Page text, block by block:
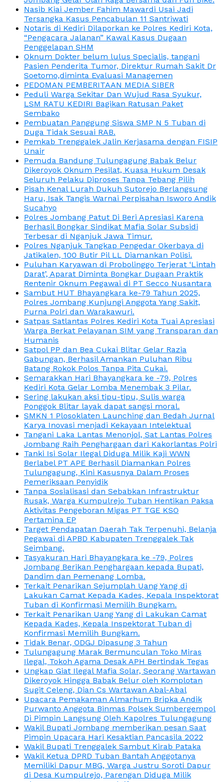
Nasib Kiai Jember Fahim Mawardi Usai Jadi
Tersangka Kasus Pencabulan 11 Santriwati
Notaris di Kediri Dilaporkan ke Polres Kediri Kota,
“Pengacara Jalanan” Kawal Kasus Dugaan
Penggelapan SHM
Oknum Dokter belum lulus Specialis, tangani
Pasien Penderita Tumor, Direktur Rumah Sakit Dr
Soetomo,diminta Evaluasi Managemen
PEDOMAN PEMBERITAAN MEDIA SIBER
Peduli Warga Sekitar Dan Wujud Rasa Syukur,
LSM RATU KEDIRI Bagikan Ratusan Paket
Sembako
Pembuatan Panggung Siswa SMP N 5 Tuban di
Duga Tidak Sesuai RAB.
Pemkab Trenggalek Jalin Kerjasama dengan FISIP
Unair
Pemuda Bandung Tulungagung Babak Belur
Dikeroyok Oknum Pesilat, Kuasa Hukum Desak
Seluruh Pelaku Diproses Tanpa Tebang Pilih
Pisah Kenal Lurah Dukuh Sutorejo Berlangsung
Haru, Isak Tangis Warnai Perpisahan Isworo Andik
Sucahyo
Polres Jombang Patut Di Beri Apresiasi Karena
Berhasil Bongkar Sindikat Mafia Solar Subsidi
Terbesar di Nganjuk Jawa Timur.
Polres Nganjuk Tangkap Pengedar Okerbaya di
Jatikalen, 100 Butir Pil LL Diamankan Polisi.
Puluhan Karyawan di Probolinggo Terjerat ‘Lintah
Darat’, Aparat Diminta Bongkar Dugaan Praktik
Rentenir Oknum Pegawai di PT Secco Nusantara
Sambut HUT Bhayangkara ke-79 Tahun 2025,
Polres Jombang Kunjungi Anggota Yang Sakit,
Purna Polri dan Warakawuri.
Satpas Satlantas Polres Kediri Kota Tuai Apresiasi
Warga Berkat Pelayanan SIM yang Transparan dan
Humanis
Satpol PP dan Bea Cukai Blitar Gelar Razia
Gabungan, Berhasil Amankan Puluhan Ribu
Batang Rokok Polos Tanpa Pita Cukai.
Semarakkan Hari Bhayangkara ke -79, Polres
Kediri Kota Gelar Lomba Menembak 3 Pilar.
Sering lakukan aksi tipu-tipu, Sulis warga
Ponggok Blitar layak dapat sangsi moral.
SMKN 1 Plosoklaten Launching dan Bedah Jurnal
Karya Inovasi menjadi Kekayaan Intelektual
Tangani Laka Lantas Menonjol, Sat Lantas Polres
Jombang Raih Penghargaan dari Kakorlantas Polri
Tanki Isi Solar Ilegal Diduga Milik Kaji WWN
Berlabel PT APE Berhasil Diamankan Polres
Tulungagung, Kini Kasusnya Dalam Proses
Pemeriksaan Penyidik
Tanpa Sosialisasi dan Sebabkan Infrastruktur
Rusak, Warga Kumpulrejo Tuban Hentikan Paksa
Aktivitas Pengeboran Migas PT TGE KSO
Pertamina EP
Target Pendapatan Daerah Tak Terpenuhi, Belanja
Pegawai di APBD Kabupaten Trenggalek Tak
Seimbang.
Tasyakuran Hari Bhayangkara ke -79, Polres
Jombang Berikan Penghargaan kepada Bupati,
Dandim dan Pemenang Lomba.
Terkait Penarikan Sejumplah Uang Yang di
Lakukan Camat Kepada Kades, Kepala Inspektorat
Tuban di Konfirmasi Memilih Bungkam.
Terkait Penarikan Uang Yang di Lakukan Camat
Kepada Kades, Kepala Inspektorat Tuban di
Konfirmasi Memilih Bungkam.
Tidak Benar, ODGJ Dipasung 3 Tahun
Tulungagung Marak Bermunculan Toko Miras
Ilegal, Tokoh Agama Desak APH Bertindak Tegas
Ungkap Giat Ilegal Mafia Solar, Seorang Wartawan
Dikeroyok Hingga Babak Belur oleh Komplotan
Sugit Celeng, Dian Cs Wartawan Abal-Abal
Upacara Pemakaman Almarhum Bripka Andik
Purwanto Anggota Binmas Polsek Sumbergempol
Di Pimpin Langsung Oleh Kapolres Tulungagung
Wakil Bupati Jombang memberikan pesan Saat
Pimpin Upacara Hari Kesaktian Pancasila 2022
Wakil Bupati Trenggalek Sambut Kirab Pataka
Wakil Ketua DPRD Tuban Bantah Anggotanya
Memiliki Dapur MBG, Warga Justru Soroti Dapur
di Desa Kumpulrejo, Parengan Diduga Milik